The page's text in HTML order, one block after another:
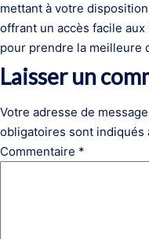
mettant à votre
offrant un accès facile
pour prendre la meilleure
Laisser un
Votre adresse de
obligatoires sont indiqués
Commentaire *